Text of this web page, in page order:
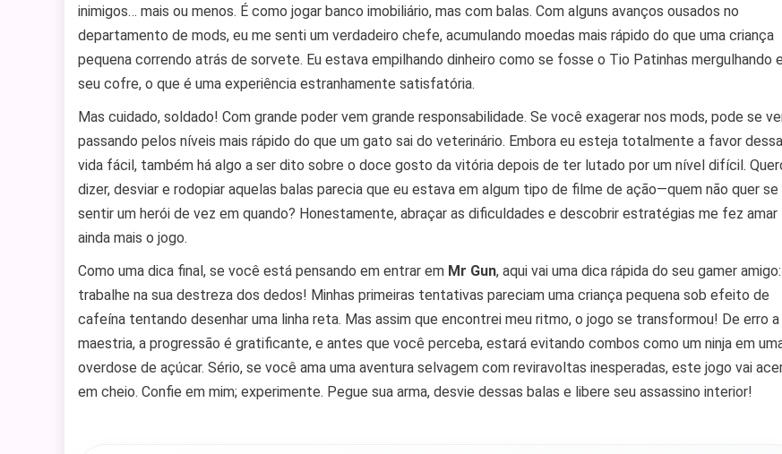
inimigos… mais ou menos. É como jogar banco imobiliário, mas com balas. Com alguns avanços ousados no
departamento de mods, eu me senti um verdadeiro chefe, acumulando moedas mais rápido do que uma criança
pequena correndo atrás de sorvete. Eu estava empilhando dinheiro como se fosse o Tio Patinhas mergulhando
seu cofre, o que é uma experiência estranhamente satisfatória.
Mas cuidado, soldado! Com grande poder vem grande responsabilidade. Se você exagerar nos mods, pode se
passando pelos níveis mais rápido do que um gato sai do veterinário. Embora eu esteja totalmente a favor dessa
vida fácil, também há algo a ser dito sobre o doce gosto da vitória depois de ter lutado por um nível difícil.
dizer, desviar e rodopiar aquelas balas parecia que eu estava em algum tipo de filme de ação—quem não quer se
sentir um herói de vez em quando? Honestamente, abraçar as dificuldades e descobrir estratégias me fez amar
ainda mais o jogo.
Como uma dica final, se você está pensando em entrar em Mr Gun, aqui vai uma dica rápida do seu gamer amigo:
trabalhe na sua destreza dos dedos! Minhas primeiras tentativas pareciam uma criança pequena sob efeito de
cafeína tentando desenhar uma linha reta. Mas assim que encontrei meu ritmo, o jogo se transformou! De erro a
maestria, a progressão é gratificante, e antes que você perceba, estará evitando combos como um ninja em
overdose de açúcar. Sério, se você ama uma aventura selvagem com reviravoltas inesperadas, este jogo vai
em cheio. Confie em mim; experimente. Pegue sua arma, desvie dessas balas e libere seu assassino interior!